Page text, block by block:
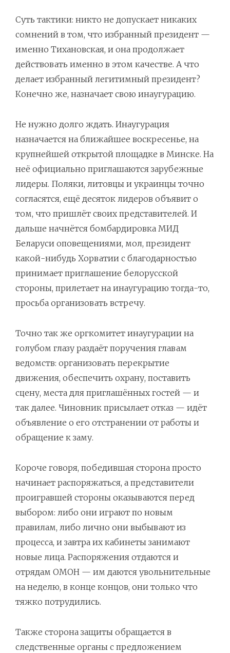
Суть тактики: никто не допускает никаких
сомнений в том, что избранный президент —
именно Тихановская, и она продолжает
действовать именно в этом качестве. А что
делает избранный легитимный президент?
Конечно же, назначает свою инаугурацию.
Не нужно долго ждать. Инаугурация
назначается на ближайшее воскресенье, на
крупнейшей открытой площадке в Минске. На
неё официально приглашаются зарубежные
лидеры. Поляки, литовцы и украинцы точно
согласятся, ещё десяток лидеров объявит о
том, что пришлёт своих представителей. И
дальше начнётся бомбардировка МИД
Беларуси оповещениями, мол, президент
какой-нибудь Хорватии с благодарностью
принимает приглашение белорусской
стороны, прилетает на инаугурацию тогда-то,
просьба организовать встречу.
Точно так же оргкомитет инаугурации на
голубом глазу раздаёт поручения главам
ведомств: организовать перекрытие
движения, обеспечить охрану, поставить
сцену, места для приглашённых гостей — и
так далее. Чиновник присылает отказ — идёт
объявление о его отстранении от работы и
обращение к заму.
Короче говоря, победившая сторона просто
начинает распоряжаться, а представители
проигравшей стороны оказываются перед
выбором: либо они играют по новым
правилам, либо лично они выбывают из
процесса, и завтра их кабинеты занимают
новые лица. Распоряжения отдаются и
отрядам ОМОН — им даются увольнительные
на неделю, в конце концов, они только что
тяжко потрудились.
Также сторона защиты обращается в
следственные органы с предложением